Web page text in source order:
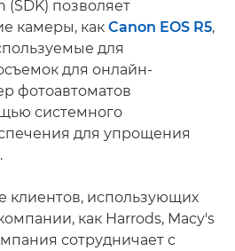
позволяет
камеры, как Canon EOS R5,
для
для онлайн-
фотоавтоматов
системного
для упрощения
клиентов, использующих
как Harrods, Macy's
сотрудничает с